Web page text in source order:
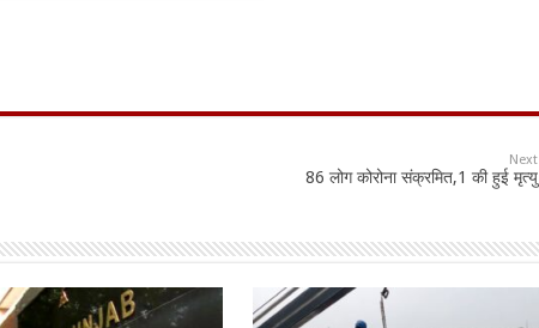
Next
86 लोग कोरोना संक्रमित,1 की हुई मृत्यु